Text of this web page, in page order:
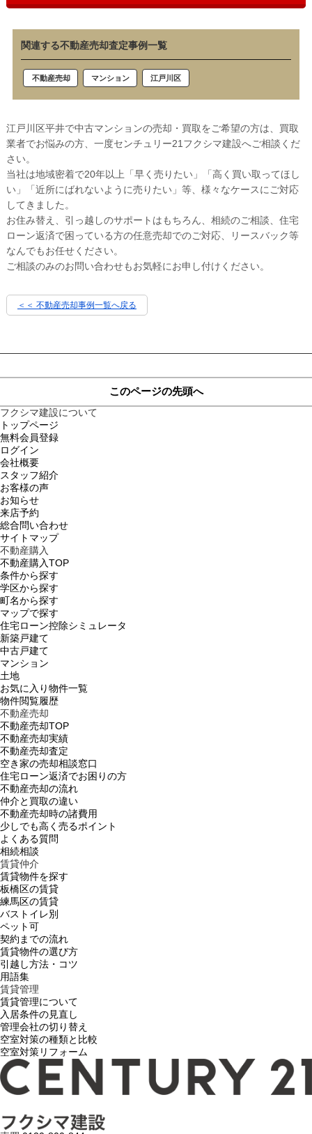
関連する不動産売却査定事例一覧
不動産売却 マンション 江戸川区
江戸川区平井で中古マンションの売却・買取をご希望の方は、買取
業者でお悩みの方、一度センチュリー21フクシマ建設へご相談くだ
さい。
当社は地域密着で20年以上「早く売りたい」「高く買い取ってほし
い」「近所にばれないように売りたい」等、様々なケースにご対応
してきました。
お住み替え、引っ越しのサポートはもちろん、相続のご相談、住宅
ローン返済で困っている方の任意売却でのご対応、リースバック等
なんでもお任せください。
ご相談のみのお問い合わせもお気軽にお申し付けください。
＜＜ 不動産売却事例一覧へ戻る
このページの先頭へ
フクシマ建設について
トップページ
無料会員登録
ログイン
会社概要
スタッフ紹介
お客様の声
お知らせ
来店予約
総合問い合わせ
サイトマップ
不動産購入
不動産購入TOP
条件から探す
学区から探す
町名から探す
マップで探す
住宅ローン控除シミュレータ
新築戸建て
中古戸建て
マンション
土地
お気に入り物件一覧
物件閲覧履歴
不動産売却
不動産売却TOP
不動産売却実績
不動産売却査定
空き家の売却相談窓口
住宅ローン返済でお困りの方
不動産売却の流れ
仲介と買取の違い
不動産売却時の諸費用
少しでも高く売るポイント
よくある質問
相続相談
賃貸仲介
賃貸物件を探す
板橋区の賃貸
練馬区の賃貸
バストイレ別
ペット可
契約までの流れ
賃貸物件の選び方
引越し方法・コツ
用語集
賃貸管理
賃貸管理について
入居条件の見直し
管理会社の切り替え
空室対策の種類と比較
空室対策リフォーム